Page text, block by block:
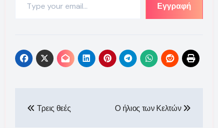
Εγγραφή
άρθρων
Τρεις θεές Ο ήλιος των Κελτών